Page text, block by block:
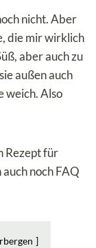
nicht. Aber
die mir wirklich
aber auch zu
außen auch
weich. Also
Rezept für
noch FAQ